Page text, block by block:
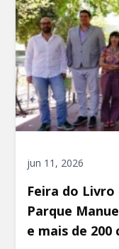
jun 11, 2026
Feira do
Parque
e mais de